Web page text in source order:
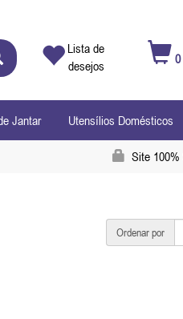
Lista de
desejos
0
Jantar Utensílios Domésticos
Site 100%
Ordenar por